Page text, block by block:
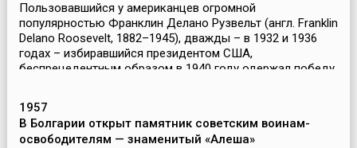
Пользовавшийся у американцев огромной
популярностью Франклин Делано Рузвельт (англ. Franklin
Delano Roosevelt, 1882–1945), дважды – в 1932 и 1936
годах – избиравшийся президентом США,
беспрецедентным образом в 1940 году одержал победу
1957
В Болгарии открыт памятник советским воинам-
освободителям — знаменитый «Алеша»